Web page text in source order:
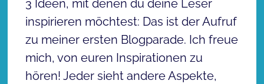
3 Ideen, mit denen du deine Leser
inspirieren möchtest: Das ist der Aufruf
zu meiner ersten Blogparade. Ich freue
mich, von euren Inspirationen zu
hören! Jeder sieht andere Aspekte,